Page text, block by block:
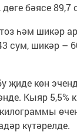
бәясе 89,7
һәм шикәр
сум, шикәр –
җиде көн
Кыяр 5,5%
күтәрелде.